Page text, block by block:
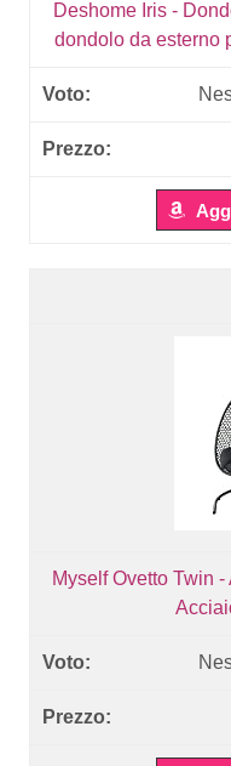
Deshome Iris -
dondolo da esterno
Myself Ovetto Twin